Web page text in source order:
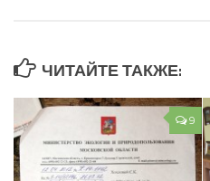
ЧИТАЙТЕ ТАКЖЕ:
9